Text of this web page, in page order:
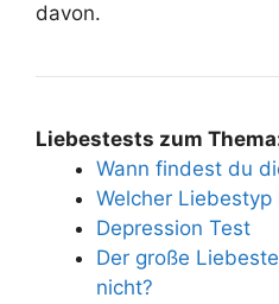
davon.
Liebestests zum
Wann findest du
Welcher Liebestyp
Depression Test
Der große
nicht?